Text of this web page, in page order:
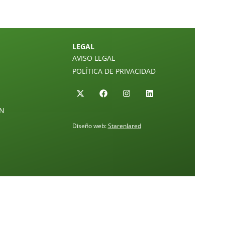
LEGAL
AVISO LEGAL
POLÍTICA DE PRIVACIDAD
Diseño web:Starenlared